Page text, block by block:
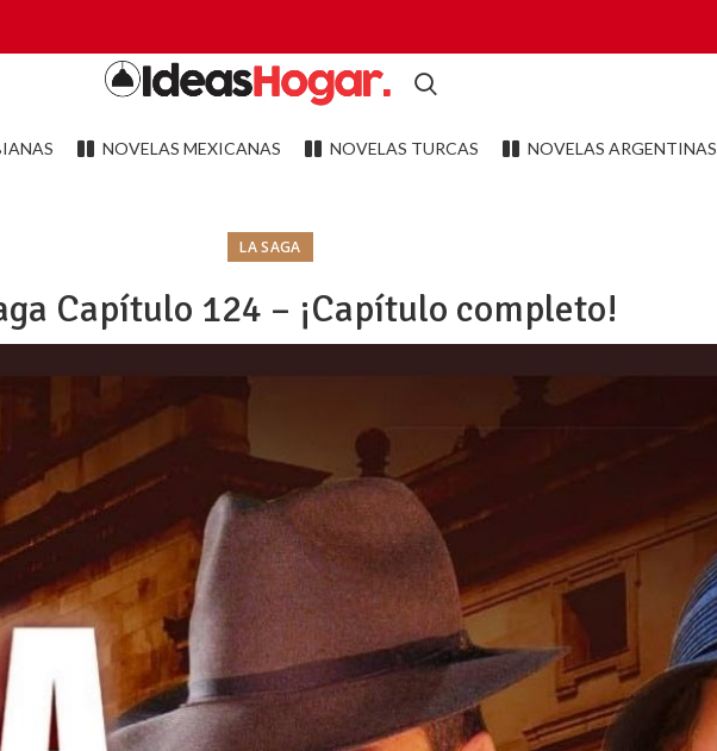
NOVELAS MEXICANAS NOVELAS TURCAS NOVELAS ARGENTINAS
LA SAGA
Capítulo 124 – ¡Capítulo completo!